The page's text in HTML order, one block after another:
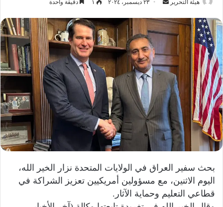
هيئة التحرير
إلكترونيا
٢٣ ديسمبر، ٢٠٢٤ ١ دقيقة واحدة
بحث سفير العراق في الولايات المتحدة نزار الخير الله،
اليوم الاثنين، مع مسؤولين أمريكيين تعزيز الشراكة في
قطاعي التعليم وحماية الآثار.